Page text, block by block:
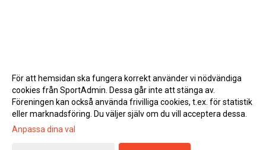
Gå till Webbversion
För att hemsidan ska fungera korrekt använder vi nödvändiga
cookies från SportAdmin. Dessa går inte att stänga av.
Föreningen kan också använda frivilliga cookies, t.ex. för statistik
eller marknadsföring. Du väljer själv om du vill acceptera dessa.
Anpassa dina val